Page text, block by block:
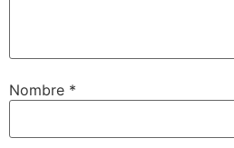
Nombre *